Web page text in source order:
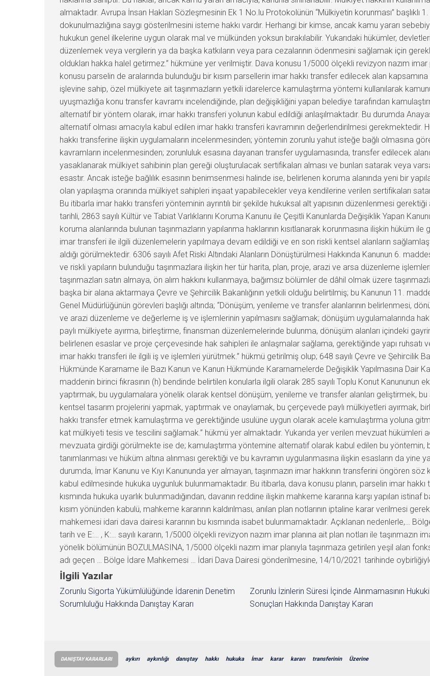
İlgili Yazılar
Zorunlu Sigorta Yükümlülüğünde İdarenin Denetim
Sorumluluğu Hakkında Danıştay Kararı
Zorunlu İzinlerin Süresi İçinde Alınmamasının Hukuki
Sonuçları Hakkında Danıştay Kararı
DANIŞTAY KARARLARI aykırı aykırılığı danıştay hakkı hukuka İmar karar kararı transferinin Üzerine